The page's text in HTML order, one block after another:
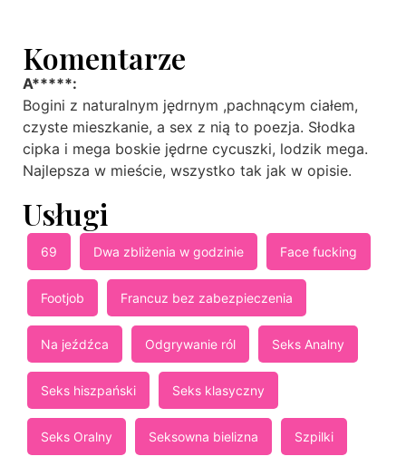
Komentarze
A*****:
Bogini z naturalnym jędrnym ,pachnącym ciałem,
czyste mieszkanie, a sex z nią to poezja. Słodka
cipka i mega boskie jędrne cycuszki, lodzik mega.
Najlepsza w mieście, wszystko tak jak w opisie.
Usługi
69 Dwa zbliżenia w godzinie Face fucking
Footjob Francuz bez zabezpieczenia
Na jeźdźca Odgrywanie ról Seks Analny
Seks hiszpański Seks klasyczny
Seks Oralny Seksowna bielizna Szpilki